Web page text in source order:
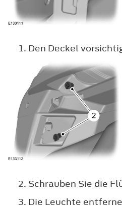
Den Deckel
Schrauben Sie die
Die Leuchte